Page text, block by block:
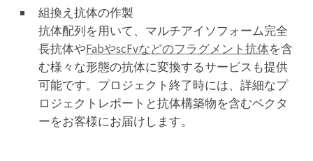
組換え抗体の作製
抗体配列を用いて、マルチアイソフォーム完全
長抗体やFabやscFvなどのフラグメント抗体を含
む様々な形態の抗体に変換するサービスも提供
可能です。プロジェクト終了時には、詳細なプ
ロジェクトレポートと抗体構築物を含むベクタ
ーをお客様にお届けします。